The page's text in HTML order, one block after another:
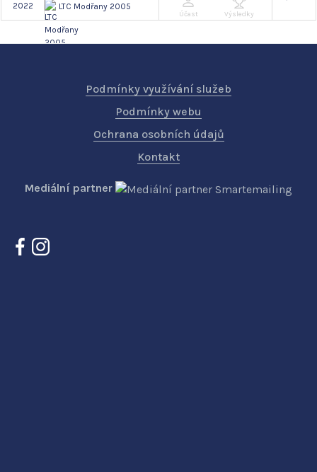
2022
LTC Modřany 2005
Účast Výsledky
Podmínky využívání služeb
Podmínky webu
Ochrana osobních údajů
Kontakt
Mediální partner